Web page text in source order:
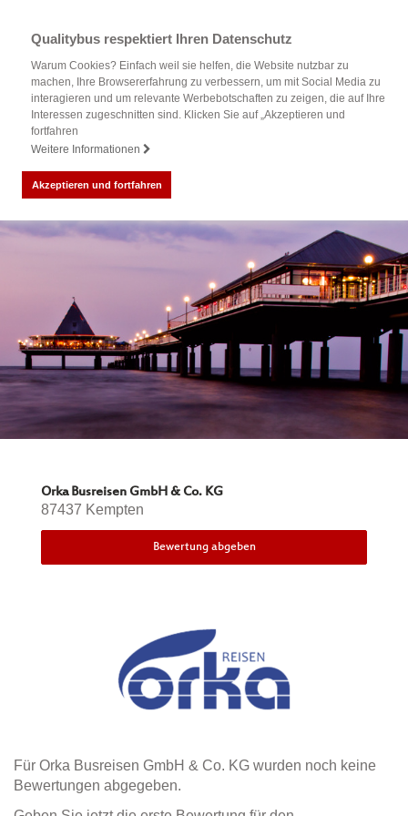
Qualitybus respektiert Ihren Datenschutz
Warum Cookies? Einfach weil sie helfen, die Website nutzbar zu
machen, Ihre Browsererfahrung zu verbessern, um mit Social Media zu
interagieren und um relevante Werbebotschaften zu zeigen, die auf Ihre
Interessen zugeschnitten sind. Klicken Sie auf „Akzeptieren und
fortfahren
Weitere Informationen
Akzeptieren und fortfahren
Orka Busreisen GmbH & Co. KG
87437 Kempten
Bewertung abgeben
Für Orka Busreisen GmbH & Co. KG wurden noch keine
Bewertungen abgegeben.